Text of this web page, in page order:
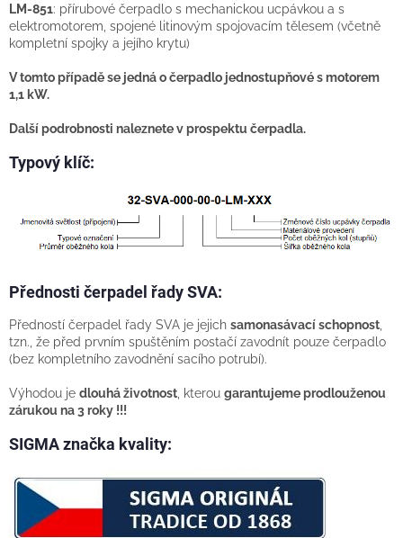
LM-851: přírubové čerpadlo s mechanickou ucpávkou a s
elektromotorem, spojené litinovým spojovacím tělesem (včetně
kompletní spojky a jejího krytu)
V tomto případě se jedná o čerpadlo jednostupňové s motorem
1,1 kW.
Další podrobnosti naleznete v prospektu čerpadla.
Typový klíč:
Přednosti čerpadel řady SVA:
Předností čerpadel řady SVA je jejich samonasávací schopnost,
tzn., že před prvním spuštěním postačí zavodnít pouze čerpadlo
(bez kompletního zavodnění sacího potrubí).
Výhodou je dlouhá životnost, kterou garantujeme prodlouženou
zárukou na 3 roky !!!
SIGMA značka kvality: